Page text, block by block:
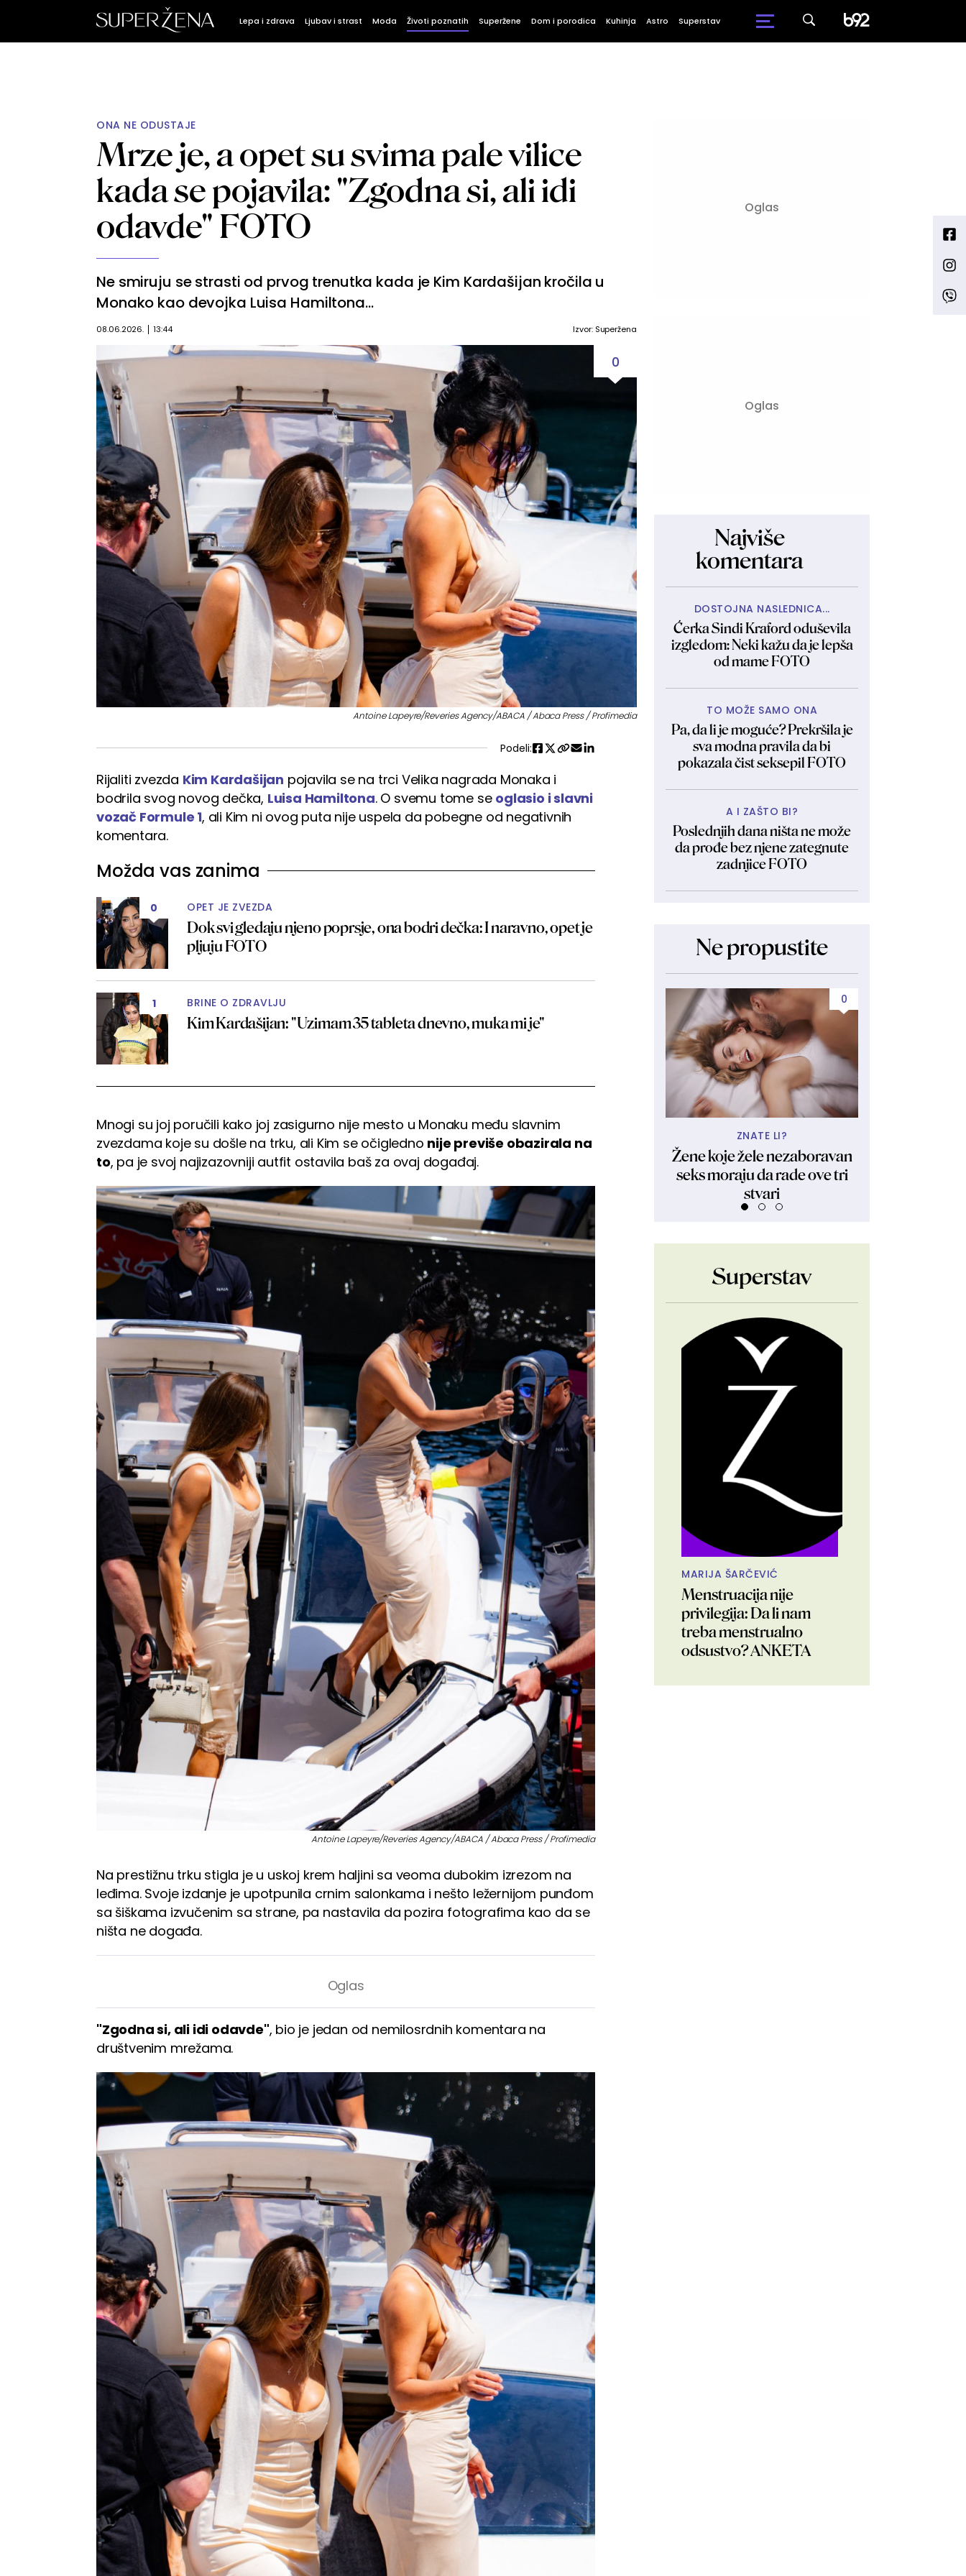
Lepa i zdrava Ljubav i strast Moda Životi poznatih Superžene Dom i porodica Kuhinja Astro Superstav
ONA NE ODUSTAJE
Mrze je, a opet su svima pale vilice
kada se pojavila: "Zgodna si, ali idi
odavde" FOTO
Ne smiruju se strasti od prvog trenutka kada je Kim Kardašijan kročila u
Monako kao devojka Luisa Hamiltona...
08.06.2026. 13:44 Izvor: Superžena
0
Antoine Lapeyre/Reveries Agency/ABACA / Abaca Press / Profimedia
Podeli:
Rijaliti zvezda Kim Kardašijan pojavila se na trci Velika nagrada Monaka i
bodrila svog novog dečka, Luisa Hamiltona. O svemu tome se oglasio i slavni
vozač Formule 1, ali Kim ni ovog puta nije uspela da pobegne od negativnih
komentara.
Možda vas zanima
0 OPET JE ZVEZDA
Dok svi gledaju njeno poprsje, ona bodri dečka: I naravno, opet je
pljuju FOTO
1 BRINE O ZDRAVLJU
Kim Kardašijan: "Uzimam 35 tableta dnevno, muka mi je"
Mnogi su joj poručili kako joj zasigurno nije mesto u Monaku među slavnim
zvezdama koje su došle na trku, ali Kim se očigledno nije previše obazirala na
to, pa je svoj najizazovniji autfit ostavila baš za ovaj događaj.
Antoine Lapeyre/Reveries Agency/ABACA / Abaca Press / Profimedia
Na prestižnu trku stigla je u uskoj krem haljini sa veoma dubokim izrezom na
leđima. Svoje izdanje je upotpunila crnim salonkama i nešto ležernijom punđom
sa šiškama izvučenim sa strane, pa nastavila da pozira fotografima kao da se
ništa ne događa.
"Zgodna si, ali idi odavde", bio je jedan od nemilosrdnih komentara na
društvenim mrežama.
Najviše
komentara
DOSTOJNA NASLEDNICA...
Ćerka Sindi Kraford oduševila
izgledom: Neki kažu da je lepša
od mame FOTO
TO MOŽE SAMO ONA
Pa, da li je moguće? Prekršila je
sva modna pravila da bi
pokazala čist seksepil FOTO
A I ZAŠTO BI?
Poslednjih dana ništa ne može
da prođe bez njene zategnute
zadnjice FOTO
Ne propustite
0
ZNATE LI?
Žene koje žele nezaboravan
seks moraju da rade ove tri
stvari
Superstav
MARIJA ŠARČEVIĆ
Menstruacija nije
privilegija: Da li nam
treba menstrualno
odsustvo? ANKETA